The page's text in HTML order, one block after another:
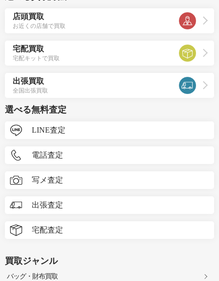
店頭買取
お近くの店舗で買取
宅配買取
宅配キットで買取
出張買取
全国出張買取
選べる無料査定
LINE査定
電話査定
写メ査定
出張査定
宅配査定
買取ジャンル
バッグ・財布買取